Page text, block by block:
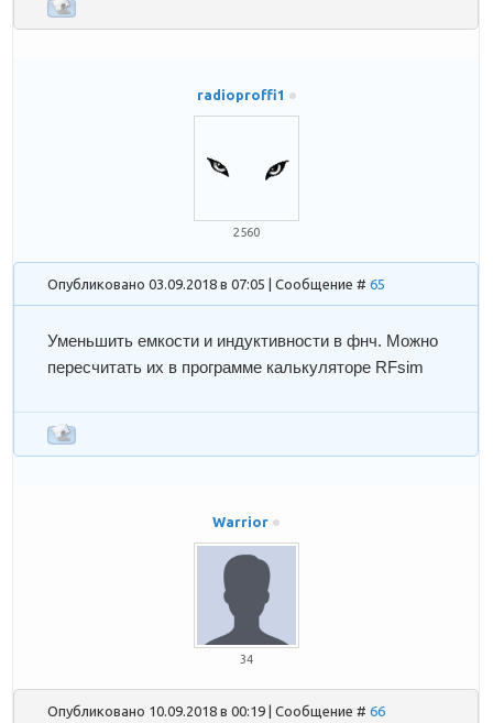
radioproffi1
2560
Опубликовано 03.09.2018 в 07:05 | Сообщение #65
Уменьшить емкости и индуктивности в фнч. Можно
пересчитать их в программе калькуляторе RFsim
Warrior
34
Опубликовано 10.09.2018 в 00:19 | Сообщение #66